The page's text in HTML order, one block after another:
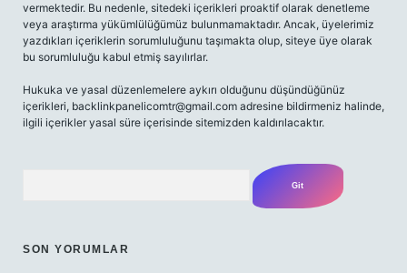
vermektedir. Bu nedenle, sitedeki içerikleri proaktif olarak denetleme
veya araştırma yükümlülüğümüz bulunmamaktadır. Ancak, üyelerimiz
yazdıkları içeriklerin sorumluluğunu taşımakta olup, siteye üye olarak
bu sorumluluğu kabul etmiş sayılırlar.
Hukuka ve yasal düzenlemelere aykırı olduğunu düşündüğünüz
içerikleri, backlinkpanelicomtr@gmail.com adresine bildirmeniz halinde,
ilgili içerikler yasal süre içerisinde sitemizden kaldırılacaktır.
SON YORUMLAR